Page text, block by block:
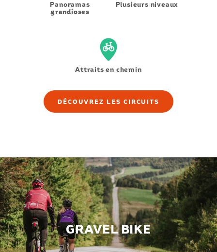
Panoramas
grandioses
Plusieurs niveaux
Attraits en chemin
DÉCOUVREZ LES CIRCUITS
GRAVEL BIKE